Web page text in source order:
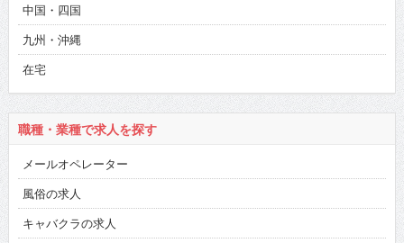
中国・四国
九州・沖縄
在宅
職種・業種で求人を探す
メールオペレーター
風俗の求人
キャバクラの求人